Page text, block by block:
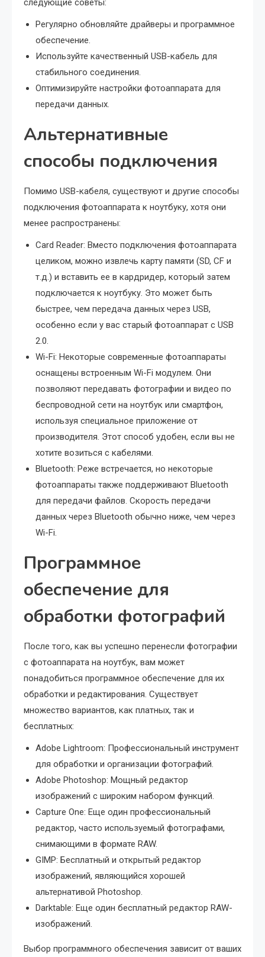
следующие советы:
Регулярно обновляйте драйверы и программное
обеспечение.
Используйте качественный USB-кабель для
стабильного соединения.
Оптимизируйте настройки фотоаппарата для
передачи данных.
Альтернативные
способы подключения
Помимо USB-кабеля, существуют и другие способы
подключения фотоаппарата к ноутбуку, хотя они
менее распространены:
Card Reader: Вместо подключения фотоаппарата
целиком, можно извлечь карту памяти (SD, CF и
т.д.) и вставить ее в кардридер, который затем
подключается к ноутбуку. Это может быть
быстрее, чем передача данных через USB,
особенно если у вас старый фотоаппарат с USB
2.0.
Wi-Fi: Некоторые современные фотоаппараты
оснащены встроенным Wi-Fi модулем. Они
позволяют передавать фотографии и видео по
беспроводной сети на ноутбук или смартфон,
используя специальное приложение от
производителя. Этот способ удобен, если вы не
хотите возиться с кабелями.
Bluetooth: Реже встречается, но некоторые
фотоаппараты также поддерживают Bluetooth
для передачи файлов. Скорость передачи
данных через Bluetooth обычно ниже, чем через
Wi-Fi.
Программное
обеспечение для
обработки фотографий
После того, как вы успешно перенесли фотографии
с фотоаппарата на ноутбук, вам может
понадобиться программное обеспечение для их
обработки и редактирования. Существует
множество вариантов, как платных, так и
бесплатных:
Adobe Lightroom: Профессиональный инструмент
для обработки и организации фотографий.
Adobe Photoshop: Мощный редактор
изображений с широким набором функций.
Capture One: Еще один профессиональный
редактор, часто используемый фотографами,
снимающими в формате RAW.
GIMP: Бесплатный и открытый редактор
изображений, являющийся хорошей
альтернативой Photoshop.
Darktable: Еще один бесплатный редактор RAW-
изображений.
Выбор программного обеспечения зависит от ваших